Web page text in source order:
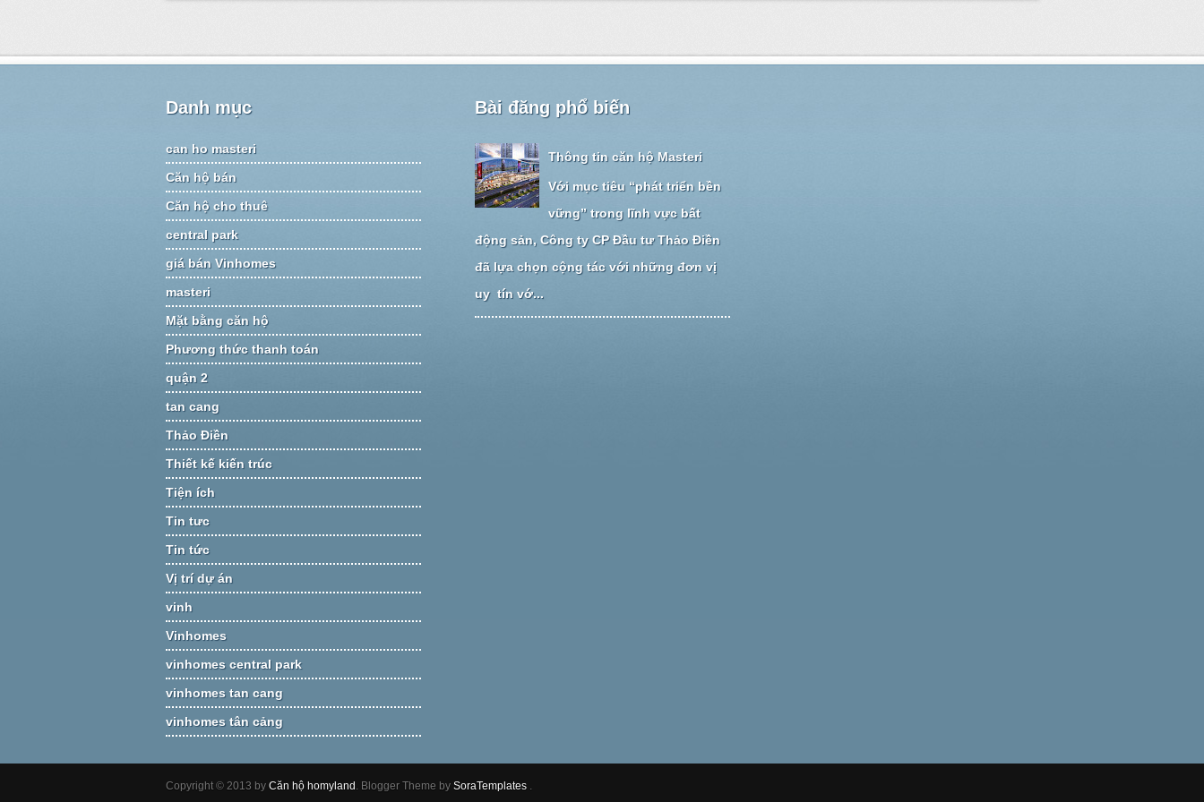
Danh mục
can ho masteri
Căn hộ bán
Căn hộ cho thuê
central park
giá bán Vinhomes
masteri
Mặt bằng căn hộ
Phương thức thanh toán
quận 2
tan cang
Thảo Điền
Thiết kế kiến trúc
Tiện ích
Tin tưc
Tin tức
Vị trí dự án
vinh
Vinhomes
vinhomes central park
vinhomes tan cang
vinhomes tân cảng
Bài đăng phổ biến
Thông tin căn hộ Masteri
Với mục tiêu “phát triển bền
vững” trong lĩnh vực bất
động sản, Công ty CP Đầu tư Thảo Điền
đã lựa chọn cộng tác với những đơn vị
uy tín vớ...
Copyright © 2013 by Căn hộ homyland . Blogger Theme by SoraTemplates.